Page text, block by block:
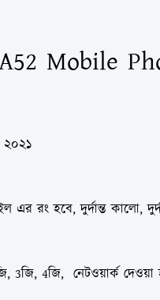
Mobile
২০২১
রং হবে, দুর্দান্ত কালো,
3জি, 4জি, নেটওয়ার্ক দেওয়া